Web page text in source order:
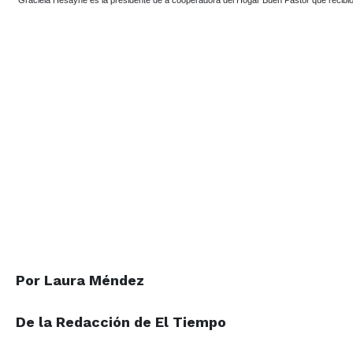
Por Laura Méndez
De la Redacción de El Tiempo